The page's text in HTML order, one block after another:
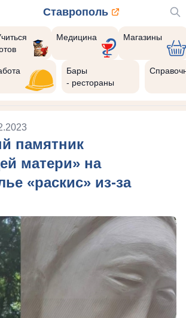
Ставрополь
Медицина Магазины
Бары
- рестораны
памятник
матери» на
«раскис» из-за